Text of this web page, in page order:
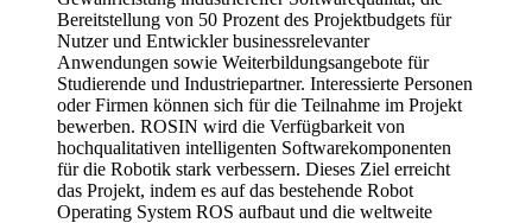
Bereitstellung von 50 Prozent des Projektbudgets für
Nutzer und Entwickler businessrelevanter
Anwendungen sowie Weiterbildungsangebote für
Studierende und Industriepartner. Interessierte Personen
oder Firmen können sich für die Teilnahme im Projekt
bewerben. ROSIN wird die Verfügbarkeit von
hochqualitativen intelligenten Softwarekomponenten
für die Robotik stark verbessern. Dieses Ziel erreicht
das Projekt, indem es auf das bestehende Robot
Operating System ROS aufbaut und die weltweite